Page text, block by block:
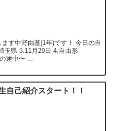
す中野由基(1年)です！ 今日の自
玉県 3.11月29日 4.自由形
途中〜 ...
自己紹介スタート！！